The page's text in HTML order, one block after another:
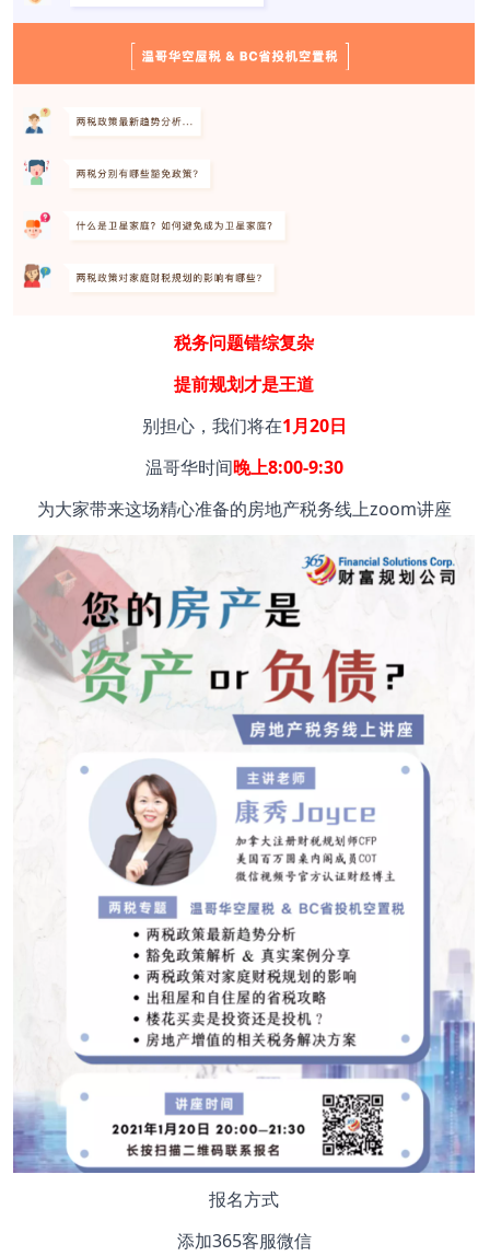
税务问题错综复杂
提前规划才是王道
别担心，我们将在1月20日
温哥华时间晚上8:00-9:30
为大家带来这场精心准备的房地产税务线上zoom讲座
报名方式
添加365客服微信